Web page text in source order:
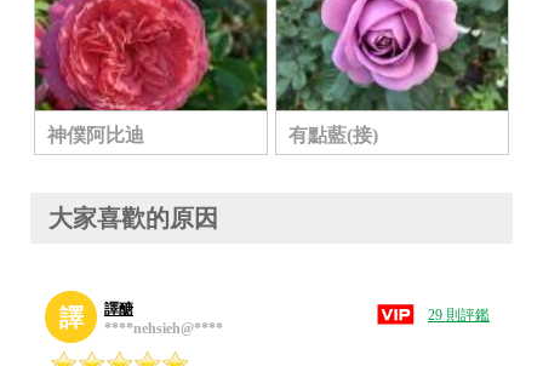
神僕阿比迪 有點藍(接)
大家喜歡的原因
譯
譯醣
****nehsieh@****
29 則評鑑